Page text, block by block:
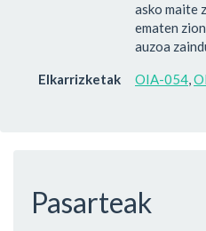
asko maite
ematen
auzoa
Elkarrizketak OIA-054,
Pasarteak